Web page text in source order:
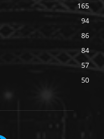
165
94
86
84
57
50